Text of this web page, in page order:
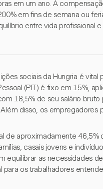
em um ano. A
em fins de semana ou
entre vida profissional
sociais da Hungria é vital
(PIT) é fixo em 15%,
18,5% de seu salário bruto
disso, os empregadores
de aproximadamente 46,5%
casais jovens e
equilibrar as necessidades
para os trabalhadores